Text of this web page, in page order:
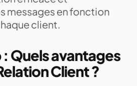
messages en fonction
client.
Quels avantages
Client ?